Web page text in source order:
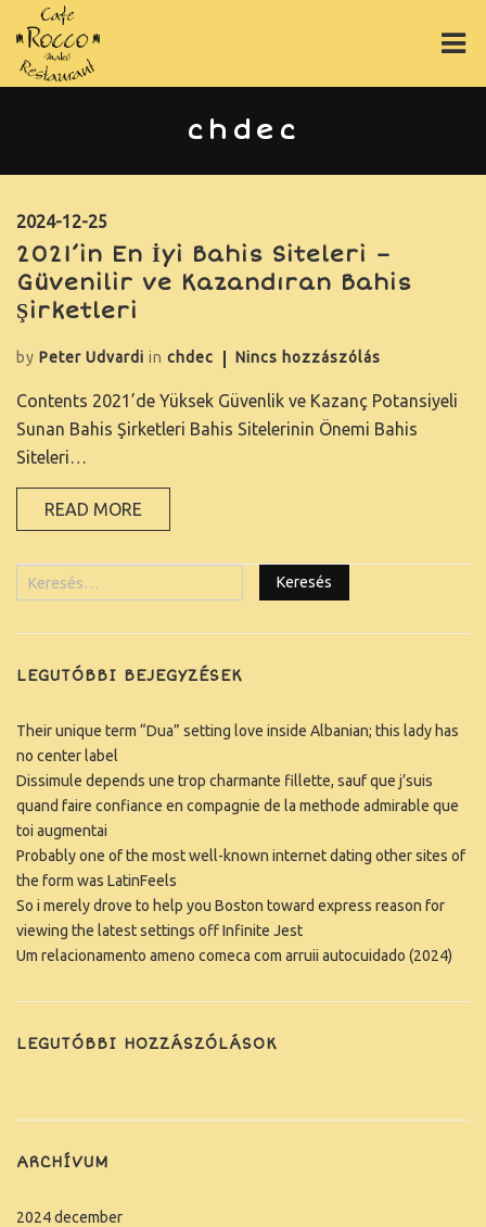
PIZZÁK
ONLINE RENDELÉS
RÓLUNK
GY.I.K.
GALÉRIA
ASZTALFOGLALÁS
KAPCSOLAT
chdec
2024-12-25
2021’in En İyi Bahis Siteleri –
Güvenilir ve Kazandıran Bahis
Şirketleri
by Peter Udvardi in chdec Nincs hozzászólás
Contents 2021’de Yüksek Güvenlik ve Kazanç Potansiyeli
Sunan Bahis Şirketleri Bahis Sitelerinin Önemi Bahis
Siteleri…
READ MORE
LEGUTÓBBI BEJEGYZÉSEK
Their unique term “Dua” setting love inside Albanian; this lady has
no center label
Dissimule depends une trop charmante fillette, sauf que j’suis
quand faire confiance en compagnie de la methode admirable que
toi augmentai
Probably one of the most well-known internet dating other sites of
the form was LatinFeels
So i merely drove to help you Boston toward express reason for
viewing the latest settings off Infinite Jest
Um relacionamento ameno comeca com arruii autocuidado (2024)
LEGUTÓBBI HOZZÁSZÓLÁSOK
ARCHÍVUM
2024 december